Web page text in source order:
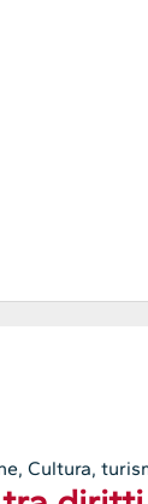
,Cultura,